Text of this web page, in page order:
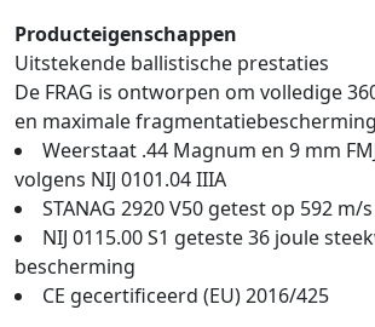
Producteigenschappen
Uitstekende ballistische prestaties
De FRAG is ontworpen om volledige
en maximale
Weerstaat .44 Magnum en 9 mm
volgens NIJ 0101.04 IIIA
STANAG 2920 V50 getest op 592 m/s
NIJ 0115.00 S1 geteste 36 joule
bescherming
CE gecertificeerd (EU) 2016/425